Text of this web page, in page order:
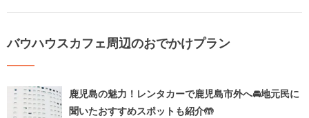
バウハウスカフェ周辺のおでかけプラン
鹿児島の魅力！レンタカーで鹿児島市外へ🚘地元民に
聞いたおすすめスポットも紹介🤲